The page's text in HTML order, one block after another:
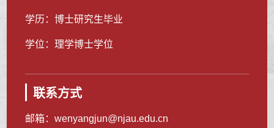
学历：博士研究生毕业
学位：理学博士学位
联系方式
邮箱：wenyangjun@njau.edu.cn